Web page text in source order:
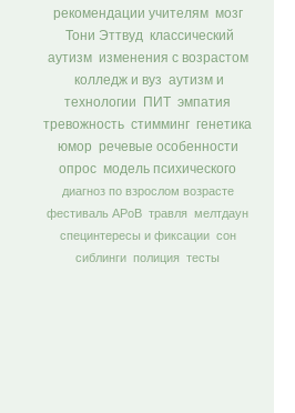
рекомендации учителям
мозг
Тони Эттвуд
классический
аутизм
изменения с возрастом
колледж и вуз аутизм и
технологии
ПИТ
эмпатия
тревожность стимминг генетика
юмор
речевые особенности
опрос модель психического
диагноз по взрослом возрасте
фестиваль АРоВ травля мелтдаун
специнтересы и фиксации сон
сиблинги полиция тесты